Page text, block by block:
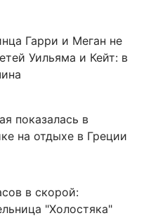
Гарри и Меган не
Уильяма и Кейт: в
показалась в
на отдыхе в Греции
в скорой:
"Холостяка"